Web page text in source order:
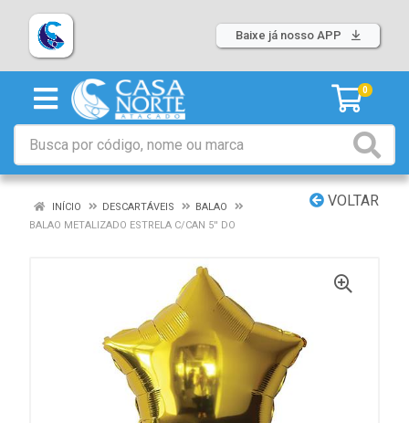
Baixe já nosso APP
0
VOLTAR
INÍCIO DESCARTÁVEIS
BALAO
BALAO METALIZADO ESTRELA C/CAN 5'' DO